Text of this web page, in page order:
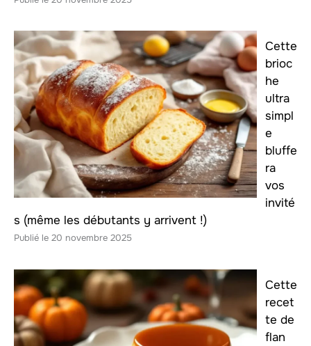
Cette
brioc
he
ultra
simpl
e
bluffe
ra
vos
invité
s (même les débutants y arrivent !)
20 novembre 2025
Cette
recet
te de
flan